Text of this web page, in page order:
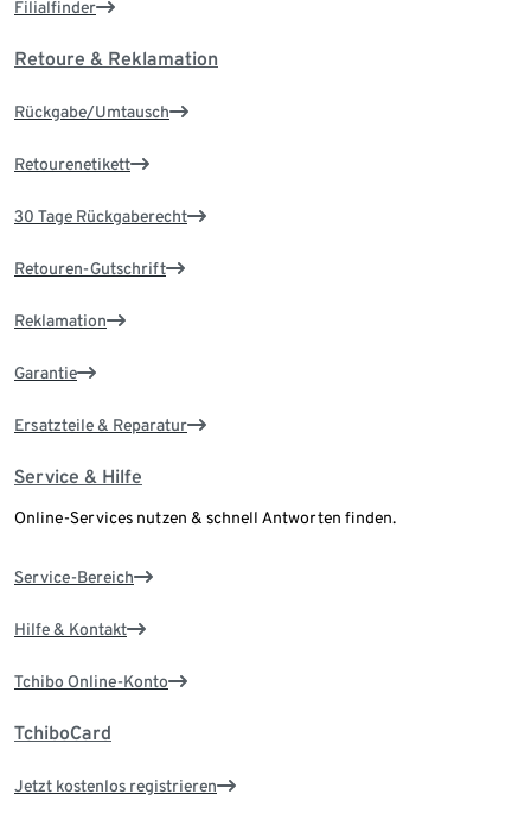
Filialfinder
Retoure & Reklamation
Rückgabe/Umtausch
Retourenetikett
30 Tage Rückgaberecht
Retouren-Gutschrift
Reklamation
Garantie
Ersatzteile & Reparatur
Service & Hilfe
Online-Services nutzen & schnell Antworten finden.
Service-Bereich
Hilfe & Kontakt
Tchibo Online-Konto
TchiboCard
Jetzt kostenlos registrieren